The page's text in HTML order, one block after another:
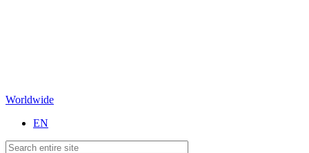
Worldwide
EN